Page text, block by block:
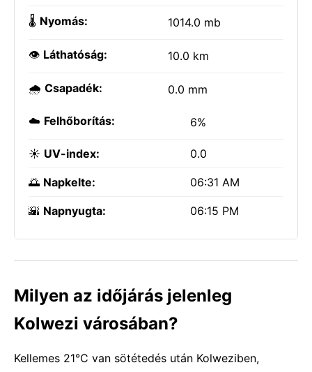
🌡️ Nyomás: 1014.0 mb
👁️ Láthatóság: 10.0 km
🌧️ Csapadék: 0.0 mm
☁️ Felhőborítás: 6%
☀️ UV-index: 0.0
🌅 Napkelte: 06:31 AM
🌇 Napnyugta: 06:15 PM
Milyen az időjárás jelenleg
Kolwezi városában?
Kellemes 21°C van sötétedés után Kolweziben,